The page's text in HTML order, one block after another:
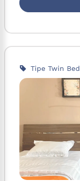
Tipe Twin Bed